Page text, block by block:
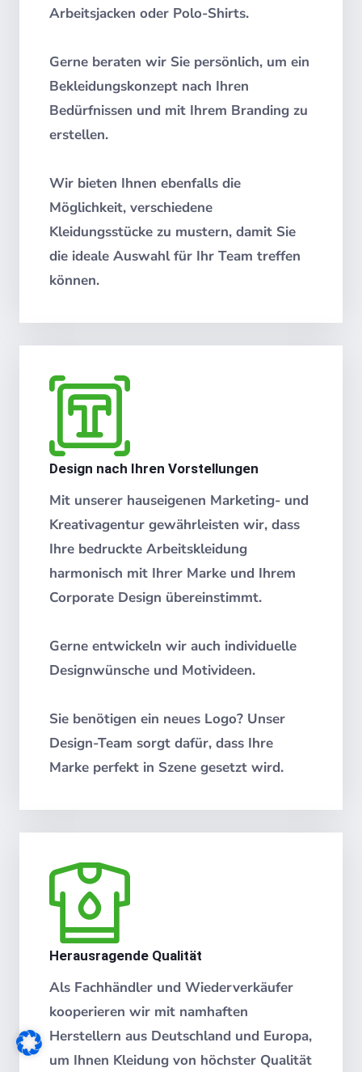
Arbeitsjacken oder Polo-Shirts.
Gerne beraten wir Sie persönlich, um ein
Bekleidungskonzept nach Ihren
Bedürfnissen und mit Ihrem Branding zu
erstellen.
Wir bieten Ihnen ebenfalls die
Möglichkeit, verschiedene
Kleidungsstücke zu mustern, damit Sie
die ideale Auswahl für Ihr Team treffen
können.
Design nach Ihren Vorstellungen
Mit unserer hauseigenen Marketing- und
Kreativagentur gewährleisten wir, dass
Ihre bedruckte Arbeitskleidung
harmonisch mit Ihrer Marke und Ihrem
Corporate Design übereinstimmt.
Gerne entwickeln wir auch individuelle
Designwünsche und Motivideen.
Sie benötigen ein neues Logo? Unser
Design-Team sorgt dafür, dass Ihre
Marke perfekt in Szene gesetzt wird.
Herausragende Qualität
Als Fachhändler und Wiederverkäufer
kooperieren wir mit namhaften
Herstellern aus Deutschland und Europa,
um Ihnen Kleidung von höchster Qualität